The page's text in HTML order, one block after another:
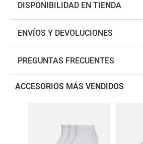
DISPONIBILIDAD EN TIENDA
ENVÍOS Y DEVOLUCIONES
PREGUNTAS FRECUENTES
ACCESORIOS MÁS VENDIDOS